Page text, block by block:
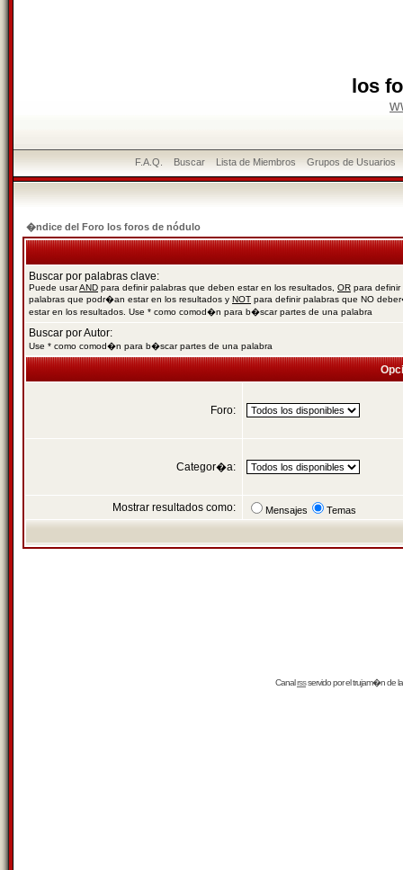
los
F.A.Q. Buscar Lista de Miembros Grupos de Usuarios
�ndice del Foro los foros de nódulo
Buscar por palabras clave:
Puede usarAND para definir palabras que deben estar en los resultados, OR para definir
palabras que podr�an estar en los resultados y NOT para definir palabras que NO
estar en los resultados. Use * como comod�n para b�scar partes de una palabra
Buscar por Autor:
Use * como comod�n para b�scar partes de una palabra
Foro:
Categor�a:
Mostrar resultados como: Mensajes Temas
Canalrssservido por eltrujam�nde